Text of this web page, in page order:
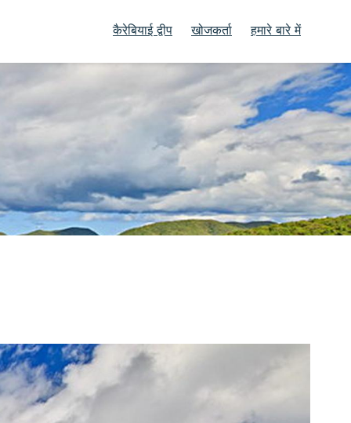
कैरेबियाई द्वीप खोजकर्ता हमारे बारे में